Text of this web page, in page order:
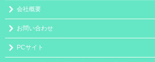
会社概要
お問い合わせ
PCサイト